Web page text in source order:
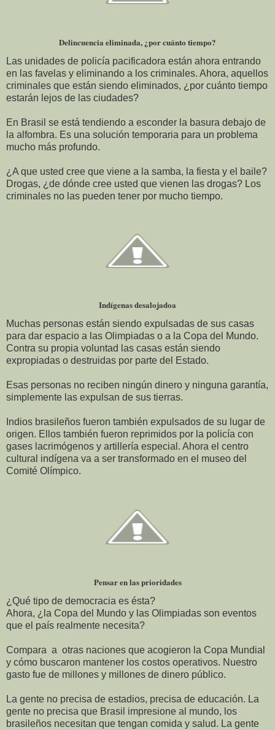
Delincuencia eliminada, ¿por cuánto tiempo?
Las unidades de policía pacificadora están ahora entrando
en las favelas y eliminando a los criminales. Ahora, aquellos
criminales que están siendo eliminados, ¿por cuánto tiempo
estarán lejos de las ciudades?
En Brasil se está tendiendo a esconder la basura debajo de
la alfombra. Es una solución temporaria para un problema
mucho más profundo.
¿A que usted cree que viene a la samba, la fiesta y el baile?
Drogas, ¿de dónde cree usted que vienen las drogas? Los
criminales no las pueden tener por mucho tiempo.
Indígenas desalojadoa
Muchas personas están siendo expulsadas de sus casas
para dar espacio a las Olimpiadas o a la Copa del Mundo.
Contra su propia voluntad las casas están siendo
expropiadas o destruidas por parte del Estado.
Esas personas no reciben ningún dinero y ninguna garantía,
simplemente las expulsan de sus tierras.
Indios brasileños fueron también expulsados de su lugar de
origen. Ellos también fueron reprimidos por la policía con
gases lacrimógenos y artillería especial. Ahora el centro
cultural indígena va a ser transformado en el museo del
Comité Olímpico.
Pensar en las prioridades
¿Qué tipo de democracia es ésta?
Ahora, ¿la Copa del Mundo y las Olimpiadas son eventos
que el país realmente necesita?
Compara a otras naciones que acogieron la Copa Mundial
y cómo buscaron mantener los costos operativos. Nuestro
gasto fue de millones y millones de dinero público.
La gente no precisa de estadios, precisa de educación. La
gente no precisa que Brasil impresione al mundo, los
brasileños necesitan que tengan comida y salud. La gente